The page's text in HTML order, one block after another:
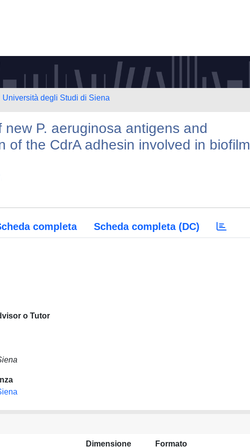
Università degli Studi di Siena
new P. aeruginosa antigens and
of the CdrA adhesin involved in biofilm
completa Scheda completa (DC)
o Tutor
Dimensione Formato